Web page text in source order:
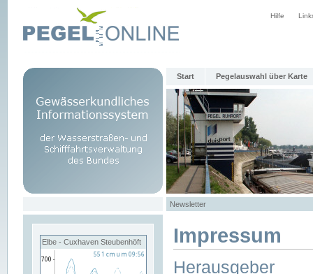
Hilfe
Start Pegelauswahl über Karte
Newsletter
Elbe - Cuxhaven Steubenhöft Impressum
Herausgeber